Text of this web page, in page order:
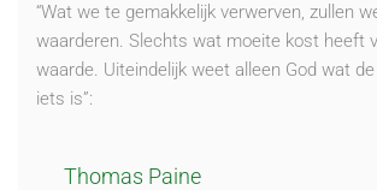
“Wat we te gemakkelijk verwerven, zullen
waarderen. Slechts wat moeite kost heeft
waarde. Uiteindelijk weet alleen God wat
iets is”:
Thomas Paine